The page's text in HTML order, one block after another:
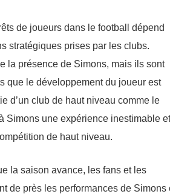
de joueurs dans le football dépend
stratégiques prises par les clubs.
la présence de Simons, mais ils sont
que le développement du joueur est
d’un club de haut niveau comme le
Simons une expérience inestimable et
de haut niveau.
la saison avance, les fans et les
de près les performances de Simons